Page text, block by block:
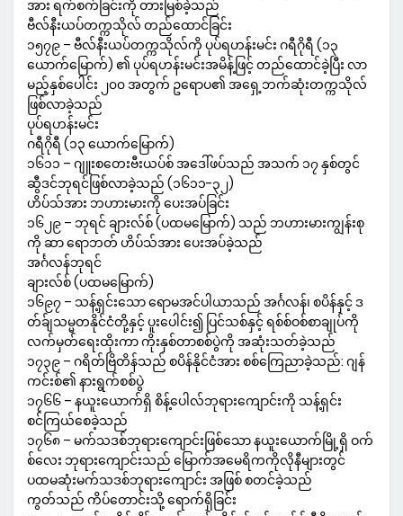
အား ရက်စက်ခြင်းကို တားမြစ်ခဲ့သည်
ဗီလ်နီးယပ်တက္ကသိုလ် တည်ထောင်ခြင်း
၁၅၇၉ – ဗီလ်နီးယပ်တက္ကသိုလ်ကို ပုပ်ရဟန်းမင်း ဂရီဂိုရီ (၁၃
ယောက်မြောက်) ၏ ပုပ်ရဟန်းမင်းအမိန့်ဖြင့် တည်ထောင်ခဲ့ပြီး လာ
မည့်နှစ်ပေါင်း ၂၀၀ အတွက် ဥရောပ၏ အရှေ့ဘက်ဆုံးတက္ကသိုလ်
ဖြစ်လာခဲ့သည်
ပုပ်ရဟန်းမင်း
ဂရီဂိုရီ (၁၃ ယောက်မြောက်)
၁၆၁၁ – ဂျူးစတေးဗီးယပ်စ် အဒေါ်ဖပ်သည် အသက် ၁၇ နှစ်တွင်
ဆွီဒင်ဘုရင်ဖြစ်လာခဲ့သည် (၁၆၁၁-၃၂)
ဟိပ်သ်အား ဘဟားမားကို ပေးအပ်ခြင်း
၁၆၂၉ – ဘုရင် ချားလ်စ် (ပထမမြောက်) သည် ဘဟားမားကျွန်းစု
ကို ဆာ ရောဘတ် ဟိပ်သ်အား ပေးအပ်ခဲ့သည်
အင်္ဂလန်ဘုရင်
ချားလ်စ် (ပထမမြောက်)
၁၆၉၇ – သန့်ရှင်းသော ရောမအင်ပါယာသည် အင်္ဂလန်၊ စပိန်နှင့် ဒ
တ်ခ်ျသမ္မတနိုင်ငံတို့နှင့် ပူးပေါင်း၍ ပြင်သစ်နှင့် ရစ်စ်ဝစ်စာချုပ်ကို
လက်မှတ်ရေးထိုးကာ ကိုးနှစ်တာစစ်ပွဲကို အဆုံးသတ်ခဲ့သည်
၁၇၃၉ – ဂရိတ်ဗြိတိန်သည် စပိန်နိုင်ငံအား စစ်ကြေညာခဲ့သည်: ဂျန်
ကင်းစ်၏ နားရွက်စစ်ပွဲ
၁၇၆၆ – နယူးယောက်ရှိ စိန့်ပေါလ်ဘုရားကျောင်းကို သန့်ရှင်း
စင်ကြယ်စေခဲ့သည်
၁၇၆၈ – မက်သဒစ်ဘုရားကျောင်းဖြစ်သော နယူးယောက်မြို့ရှိ ဝက်
စ်လေး ဘုရားကျောင်းသည် မြောက်အမေရိကကိုလိုနီများတွင်
ပထမဆုံးမက်သဒစ်ဘုရားကျောင်း အဖြစ် စတင်ခဲ့သည်
ကွတ်သည် ကိပ်တောင်းသို့ ရောက်ရှိခြင်း